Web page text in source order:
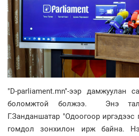
"D-parliament.mn"-ээр дамжуулан
боломжтой болжээ. Энэ
Г.Занданшатар "Одоогоор иргэдээс
гомдол зонхилон ирж байна.